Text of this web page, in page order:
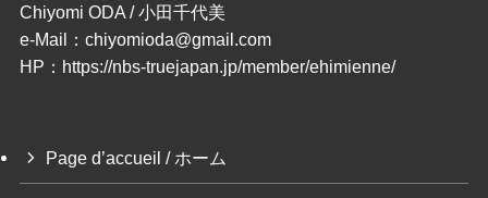
Chiyomi ODA / 小田千代美
e-Mail：chiyomioda@gmail.com
HP：https://nbs-truejapan.jp/member/ehimienne/
Page d’accueil / ホーム